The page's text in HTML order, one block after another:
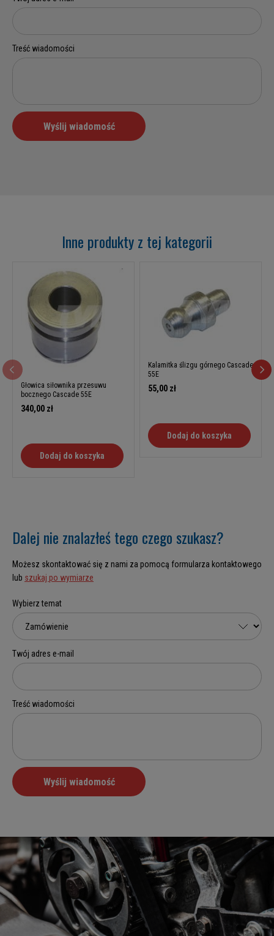
Inne produkty z tej kategorii
Głowica siłownika przesuwu
bocznego Cascade 55E
340,00 zł
Dodaj do koszyka
Kalamitka ślizgu górnego Cascade
55E
55,00 zł
Dodaj do koszyka
Dalej nie znalazłeś tego czego szukasz?
Możesz skontaktować się z nami za pomocą formularza kontaktowego
lub szukaj po wymiarze